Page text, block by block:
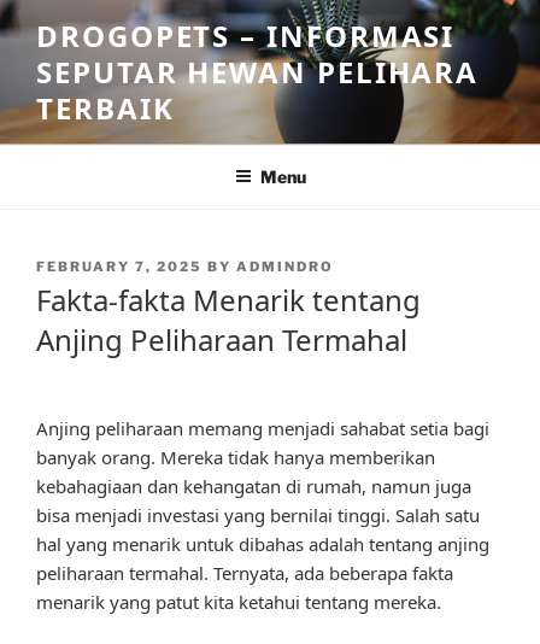
Skip
to
content
DROGOPETS – INFORMASI
SEPUTAR HEWAN PELIHARA
TERBAIK
Menu
POSTED
FEBRUARY 7, 2025 BY ADMINDRO
Fakta-fakta Menarik tentang
Anjing Peliharaan Termahal
Anjing peliharaan memang menjadi sahabat setia bagi
banyak orang. Mereka tidak hanya memberikan
kebahagiaan dan kehangatan di rumah, namun juga
bisa menjadi investasi yang bernilai tinggi. Salah satu
hal yang menarik untuk dibahas adalah tentang anjing
peliharaan termahal. Ternyata, ada beberapa fakta
menarik yang patut kita ketahui tentang mereka.